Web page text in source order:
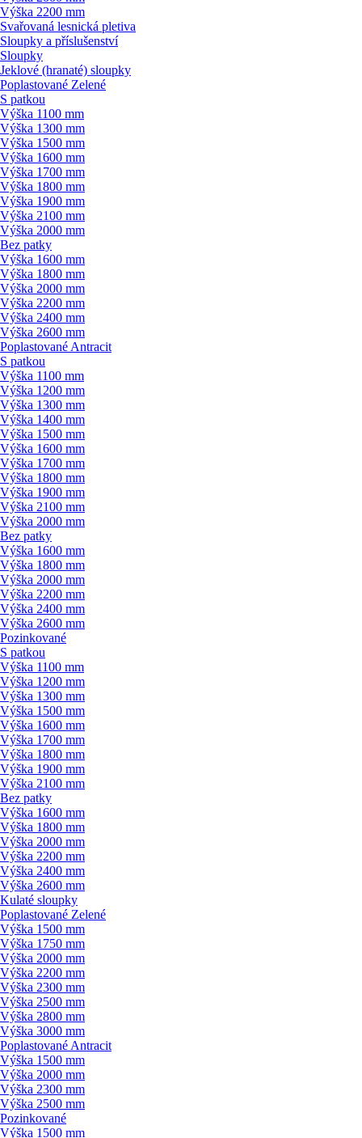
Výška 2200 mm
Svařovaná lesnická pletiva
Sloupky a příslušenství
Sloupky
Jeklové (hranaté) sloupky
Poplastované Zelené
S patkou
Výška 1100 mm
Výška 1300 mm
Výška 1500 mm
Výška 1600 mm
Výška 1700 mm
Výška 1800 mm
Výška 1900 mm
Výška 2100 mm
Výška 2000 mm
Bez patky
Výška 1600 mm
Výška 1800 mm
Výška 2000 mm
Výška 2200 mm
Výška 2400 mm
Výška 2600 mm
Poplastované Antracit
S patkou
Výška 1100 mm
Výška 1200 mm
Výška 1300 mm
Výška 1400 mm
Výška 1500 mm
Výška 1600 mm
Výška 1700 mm
Výška 1800 mm
Výška 1900 mm
Výška 2100 mm
Výška 2000 mm
Bez patky
Výška 1600 mm
Výška 1800 mm
Výška 2000 mm
Výška 2200 mm
Výška 2400 mm
Výška 2600 mm
Pozinkované
S patkou
Výška 1100 mm
Výška 1200 mm
Výška 1300 mm
Výška 1500 mm
Výška 1600 mm
Výška 1700 mm
Výška 1800 mm
Výška 1900 mm
Výška 2100 mm
Bez patky
Výška 1600 mm
Výška 1800 mm
Výška 2000 mm
Výška 2200 mm
Výška 2400 mm
Výška 2600 mm
Kulaté sloupky
Poplastované Zelené
Výška 1500 mm
Výška 1750 mm
Výška 2000 mm
Výška 2200 mm
Výška 2300 mm
Výška 2500 mm
Výška 2800 mm
Výška 3000 mm
Poplastované Antracit
Výška 1500 mm
Výška 2000 mm
Výška 2300 mm
Výška 2500 mm
Pozinkované
Výška 1500 mm